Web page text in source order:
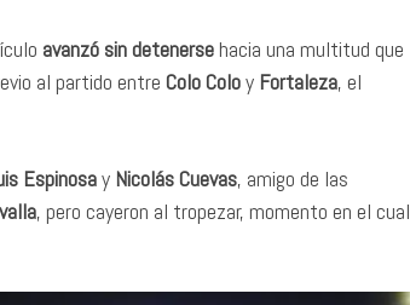
avanzó sin detenersehacia una multitud que
al partido entre Colo Coloy Fortaleza, el
Espinosay Nicolás Cuevas, amigo de las
, pero cayeron al tropezar, momento en el cual